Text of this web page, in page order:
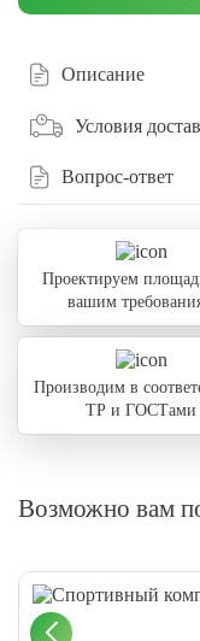
Описание
Условия
Вопрос-ответ
Проектируем
вашим
Производим в
ТР и ГОСТами
Возможно вам